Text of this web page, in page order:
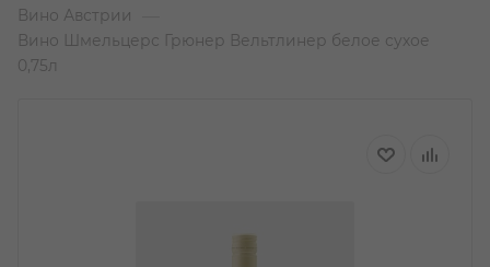
Вино Австрии
Вино Шмельцерс Грюнер Вельтлинер белое сухое
0,75л